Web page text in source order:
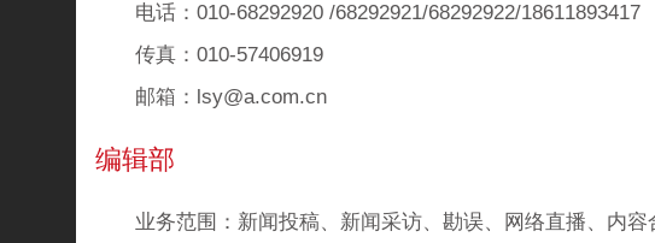
电话：010-68292920 /68292921/68292922/18611893417
传真：010-57406919
邮箱：lsy@a.com.cn
编辑部
业务范围：新闻投稿、新闻采访、勘误、网络直播、内容